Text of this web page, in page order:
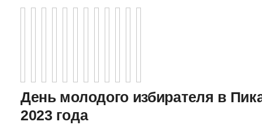
День молодого избирателя в
2023 года